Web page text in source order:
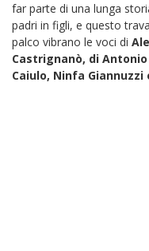
far parte di una lunga
padri in figli, e questo
palco vibrano le voci di
Castrignanò, di
Caiulo, Ninfa